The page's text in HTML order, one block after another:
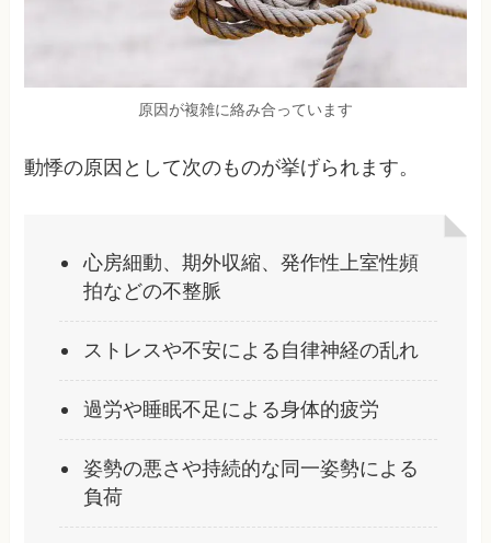
原因が複雑に絡み合っています
動悸の原因として次のものが挙げられます。
心房細動、期外収縮、発作性上室性頻
拍などの不整脈
ストレスや不安による自律神経の乱れ
過労や睡眠不足による身体的疲労
姿勢の悪さや持続的な同一姿勢による
負荷